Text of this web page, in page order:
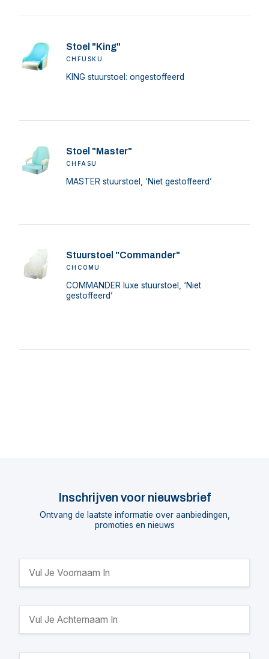
Stoel "King"
CHFUSKU
KING stuurstoel: ongestoffeerd
Stoel "Master"
CHFASU
MASTER stuurstoel, ‘Niet gestoffeerd’
Stuurstoel "Commander"
CHCOMU
COMMANDER luxe stuurstoel, ‘Niet
gestoffeerd’
Inschrijven voor nieuwsbrief
Ontvang de laatste informatie over aanbiedingen,
promoties en nieuws